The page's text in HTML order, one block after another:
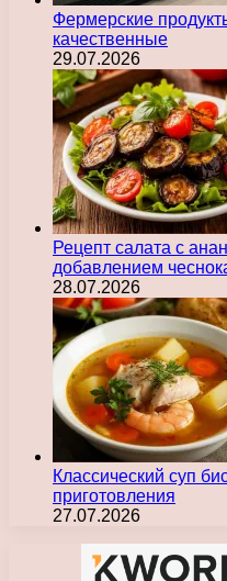
Фермерские
качественные
29.07.2026
Рецепт салата с
добавлением
28.07.2026
Классический суп
приготовления
27.07.2026